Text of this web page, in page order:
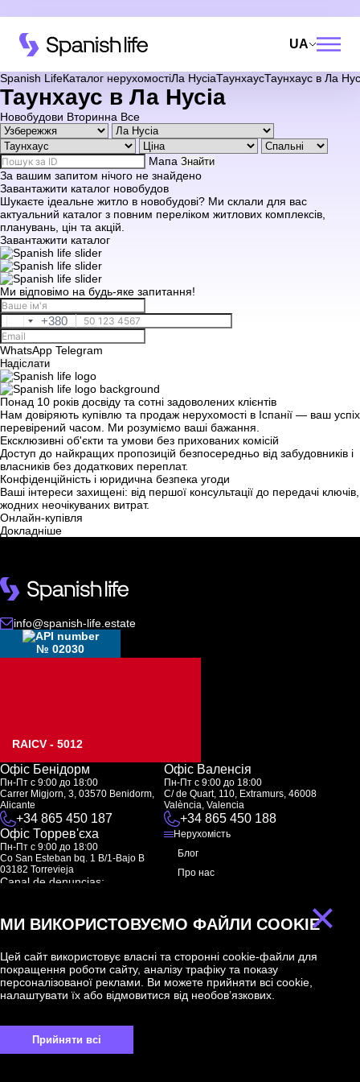
UA
Spanish LifeКаталог нерухомостіЛа НусіаТаунхаусТаунхаус в Ла
Таунхаус в Ла Нусіа
Новобудови Вторинна Все
Мапа Знайти
За вашим запитом нічого не знайдено
Завантажити каталог новобудов
Шукаєте ідеальне житло в новобудові? Ми склали для вас
актуальний каталог з повним переліком житлових комплексів,
планувань, цін та акцій.
Завантажити каталог
Ми відповімо на будь-яке запитання!
Ukraine
+380
+380
WhatsApp Telegram
Надіслати
Понад 10 років досвіду та сотні задоволених клієнтів
Нам довіряють купівлю та продаж нерухомості в Іспанії — ваш успіх
перевірений часом. Ми розуміємо ваші бажання.
Ексклюзивні об'єкти та умови без прихованих комісій
Доступ до найкращих пропозицій безпосередньо від забудовників і
власників без додаткових переплат.
Конфіденційність і юридична безпека угоди
Ваші інтереси захищені: від першої консультації до передачі ключів,
жодних неочікуваних витрат.
Онлайн-купівля
Докладніше
info@spanish-life.estate
№ 02030
RAICV - 5012
Офіс Бенідорм
Пн-Пт с 9:00 до 18:00
Carrer Migjorn, 3, 03570 Benidorm,
Alicante
+34 865 450 187
Офіс Валенсія
Пн-Пт с 9:00 до 18:00
C/ de Quart, 110, Extramurs, 46008
València, Valencia
+34 865 450 188
Офіс Торрев'єха
Пн-Пт с 9:00 до 18:00
Co San Esteban bq. 1 B/1-Bajo B
03182 Torrevieja
Canal de denuncias:
Нерухомість
Блог
Про нас
Підписка
Підпишіться на наші новини. Щотижнева розсилка
Дякуємо!
найближчим часом.
Ми вам зателефонуємо
Залиште свої контактні дані, і ми зв’яжемося з
вами найближчим часом.
UKRAINE
+380
+380
×
МИ ВИКОРИСТОВУЄМО ФАЙЛИ COOKIE
Цей сайт використовує власні та сторонні cookie-файли для
покращення роботи сайту, аналізу трафіку та показу
персоналізованої реклами. Ви можете прийняти всі cookie,
налаштувати їх або відмовитися від необов’язкових.
Прийняти всі